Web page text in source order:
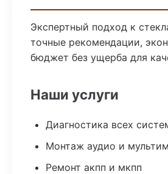
Экспертный подход к
точные рекомендации,
бюджет без ущерба для
Наши услуги
Диагностика всех
Монтаж аудио и
Ремонт акпп и мкпп